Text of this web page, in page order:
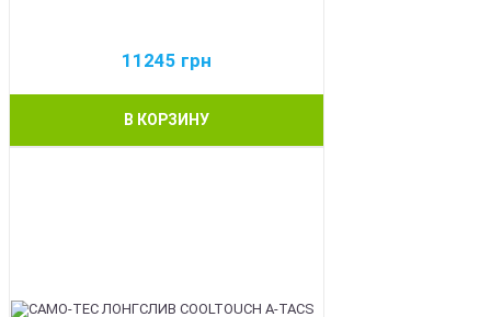
11245 грн
В КОРЗИНУ